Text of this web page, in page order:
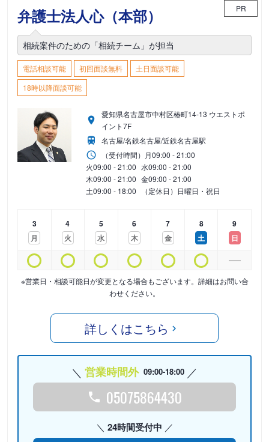
弁護士法人心（本部） PR
相続案件のための「相続チーム」が担当
電話相談可能 初回面談無料
土日面談可能
18時以降面談可能
愛知県名古屋市中村区椿町14-13 ウエストポ
イント7F
名古屋/名鉄名古屋/近鉄名古屋駅
（受付時間） 月09:00 - 21:00
火09:00 - 21:00 水09:00 - 21:00
木09:00 - 21:00 金09:00 - 21:00
土09:00 - 18:00 （定休日）日曜日・祝日
3
月
4
火
5
水
6
木
7
金
8
土
9
日
※営業日・相談可能日が変更となる場合もございます。詳細はお問い合
わせください。
詳しくはこちら
営業時間外 09:00-18:00
05075864430
24時間受付中